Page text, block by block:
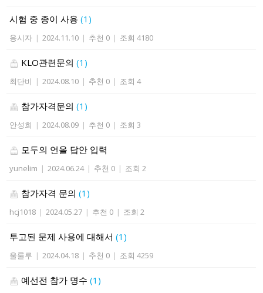
시험 중 종이 사용(1)
응시자 | 2024.11.10 | 추천 0 | 조회 4180
KLO관련문의(1)
최단비 | 2024.08.10 | 추천 0 | 조회 4
참가자격문의(1)
안성희 | 2024.08.09 | 추천 0 | 조회 3
모두의 언올 답안 입력
yunelim | 2024.06.24 | 추천 0 | 조회 2
참가자격 문의(1)
hcj1018 | 2024.05.27 | 추천 0 | 조회 2
투고된 문제 사용에 대해서(1)
울룰루 | 2024.04.18 | 추천 0 | 조회 4259
예선전 참가 명수(1)